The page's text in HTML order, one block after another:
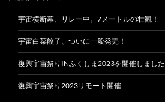
宇宙横断幕、リレー中。7メートルの壮観！
宇宙白菜餃子、ついに一般発売！
復興宇宙祭りINふくしま2023を開催しました
復興宇宙祭り2023リモート開催